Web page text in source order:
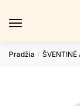
Pradžia / ŠVENTINĖ